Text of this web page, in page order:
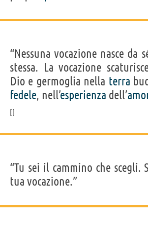
“Nessuna vocazione nasce da
stessa. La vocazione
Dio e germoglia nella terra
fedele, nell’esperienza dell’
“Tu sei il cammino che scegli.
tua vocazione.”